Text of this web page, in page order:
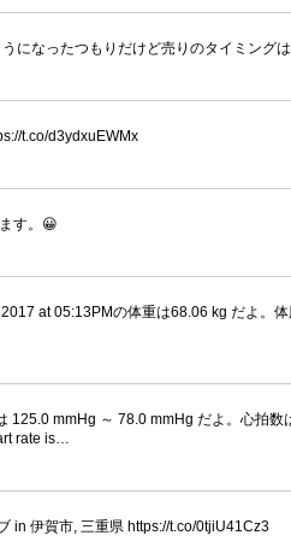
になったつもりだけど売りのタイミング
t.co/d3ydxuEWMx
す。😀
at 05:13PMの体重は68.06 kg だよ。
125.0 mmHg ～ 78.0 mmHg だよ。心拍
rate is…
in 伊賀市, 三重県 https://t.co/0tjiU41Cz3